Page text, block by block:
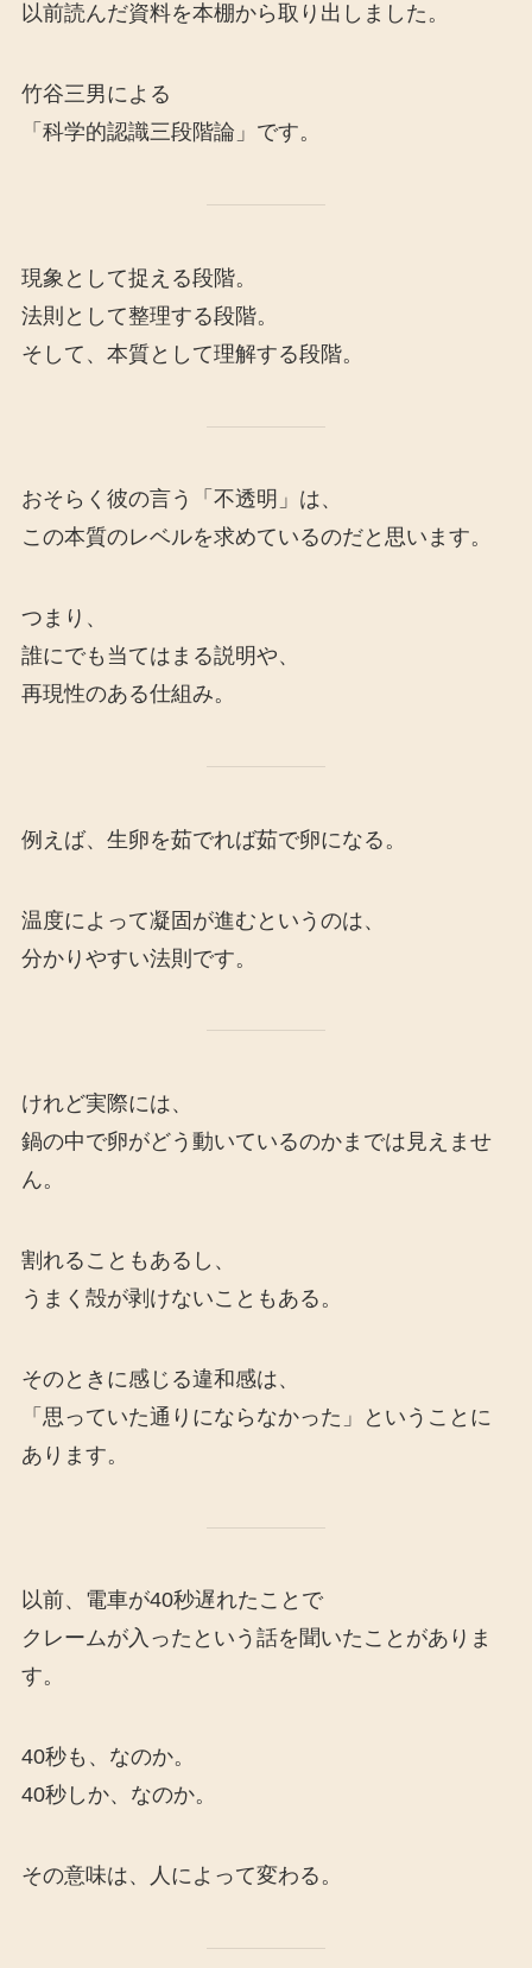
以前読んだ資料を本棚から取り出しました。
竹谷三男による
「科学的認識三段階論」です。
現象として捉える段階。
法則として整理する段階。
そして、本質として理解する段階。
おそらく彼の言う「不透明」は、
この本質のレベルを求めているのだと思います。
つまり、
誰にでも当てはまる説明や、
再現性のある仕組み。
例えば、生卵を茹でれば茹で卵になる。
温度によって凝固が進むというのは、
分かりやすい法則です。
けれど実際には、
鍋の中で卵がどう動いているのかまでは見えませ
ん。
割れることもあるし、
うまく殻が剥けないこともある。
そのときに感じる違和感は、
「思っていた通りにならなかった」ということに
あります。
以前、電車が40秒遅れたことで
クレームが入ったという話を聞いたことがありま
す。
40秒も、なのか。
40秒しか、なのか。
その意味は、人によって変わる。